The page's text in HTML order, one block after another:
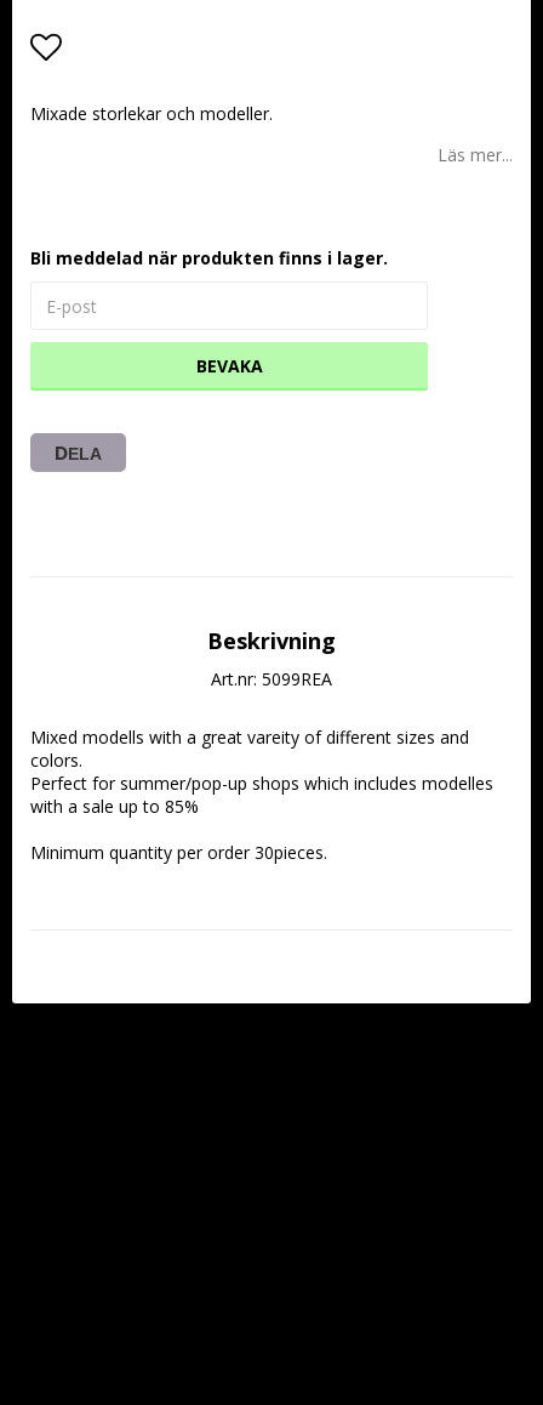
Mixade storlekar och modeller.
Läs mer...
Bli meddelad när produkten finns i lager.
BEVAKA
DELA
Beskrivning
Art.nr: 5099REA
Mixed modells with a great vareity of different sizes and
colors.
Perfect for summer/pop-up shops which includes modelles
with a sale up to 85%
Minimum quantity per order 30pieces.